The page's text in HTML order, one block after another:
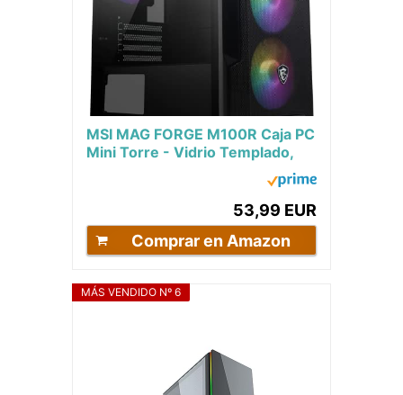
MSI MAG FORGE M100R Caja PC
Mini Torre - Vidrio Templado,
Admite Micro-ATX y Mini-ITX,
53,99 EUR
Comprar en Amazon
MÁS VENDIDO Nº 6